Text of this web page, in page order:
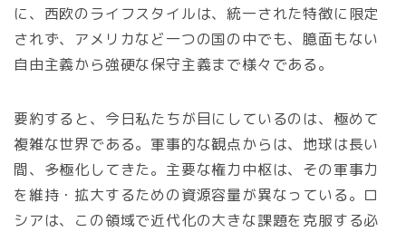
に、西欧のライフスタイルは、統一された特徴に限定
されず、アメリカなど一つの国の中でも、臆面もない
自由主義から強硬な保守主義まで様々である。
要約すると、今日私たちが目にしているのは、極めて
複雑な世界である。軍事的な観点からは、地球は長い
間、多極化してきた。主要な権力中枢は、その軍事力
を維持・拡大するための資源容量が異なっている。ロ
シアは、この領域で近代化の大きな課題を克服する必